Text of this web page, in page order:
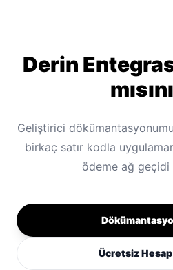
Derin
Geliştirici
birkaç satır kodla
ödeme ağ geçidi
Ücretsiz